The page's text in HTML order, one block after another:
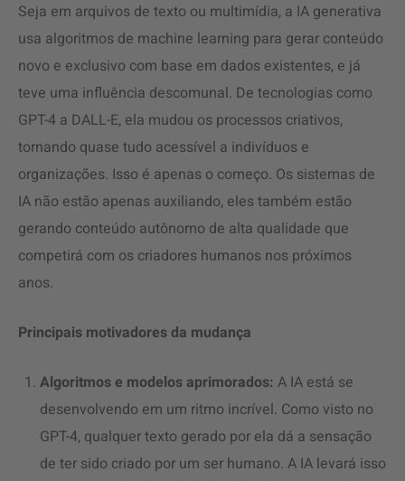
Seja em arquivos de texto ou multimídia, a IA generativa
usa algoritmos de machine learning para gerar conteúdo
novo e exclusivo com base em dados existentes, e já
teve uma influência descomunal. De tecnologias como
GPT-4 a DALL-E, ela mudou os processos criativos,
tornando quase tudo acessível a indivíduos e
organizações. Isso é apenas o começo. Os sistemas de
IA não estão apenas auxiliando, eles também estão
gerando conteúdo autônomo de alta qualidade que
competirá com os criadores humanos nos próximos
anos.
Principais motivadores da mudança
Algoritmos e modelos aprimorados: A IA está se
desenvolvendo em um ritmo incrível. Como visto no
GPT-4, qualquer texto gerado por ela dá a sensação
de ter sido criado por um ser humano. A IA levará isso